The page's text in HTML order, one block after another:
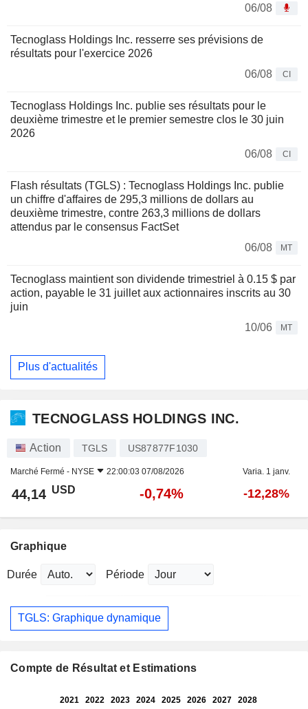
06/08
Tecnoglass Holdings Inc. resserre ses prévisions de
résultats pour l'exercice 2026
06/08
CI
Tecnoglass Holdings Inc. publie ses résultats pour le
deuxième trimestre et le premier semestre clos le 30 juin
2026
06/08
CI
Flash résultats (TGLS) : Tecnoglass Holdings Inc. publie
un chiffre d'affaires de 295,3 millions de dollars au
deuxième trimestre, contre 263,3 millions de dollars
attendus par le consensus FactSet
06/08
MT
Tecnoglass maintient son dividende trimestriel à 0.15 $ par
action, payable le 31 juillet aux actionnaires inscrits au 30
juin
10/06
MT
Plus d'actualités
TECNOGLASS HOLDINGS INC.
Action TGLS US87877F1030
Marché Fermé - NYSE 22:00:03 07/08/2026 Varia. 1 janv.
44,14 USD -0,74% -12,28%
Graphique
Durée Période
TGLS: Graphique dynamique
Compte de Résultat et Estimations